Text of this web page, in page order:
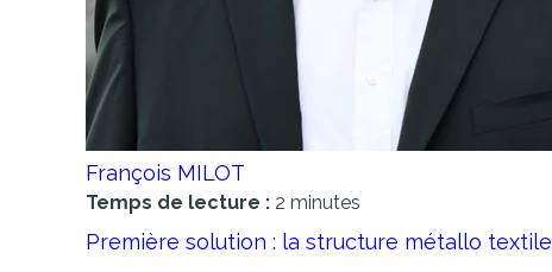
François MILOT
Temps de lecture : 2 minutes
Première solution : la structure métallo textile